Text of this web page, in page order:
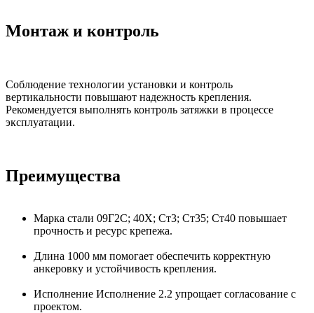
Монтаж и контроль
Соблюдение технологии установки и контроль
вертикальности повышают надежность крепления.
Рекомендуется выполнять контроль затяжки в процессе
эксплуатации.
Преимущества
Марка стали 09Г2С; 40Х; Ст3; Ст35; Ст40 повышает
прочность и ресурс крепежа.
Длина 1000 мм помогает обеспечить корректную
анкеровку и устойчивость крепления.
Исполнение Исполнение 2.2 упрощает согласование с
проектом.